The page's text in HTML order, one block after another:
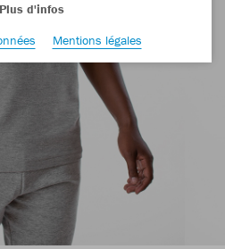
Plus d'infos
Mentions légales